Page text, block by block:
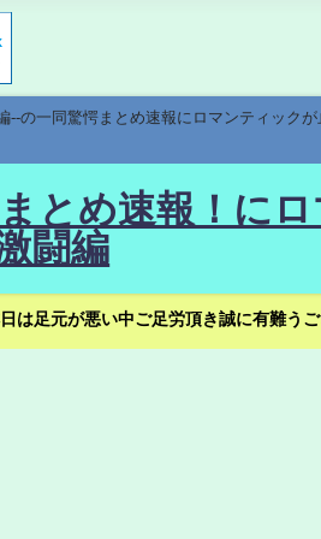
の一同驚愕まとめ速報にロマンティック
とめ速報！に
闘編
足元が悪い中ご足労頂き誠に有難うご